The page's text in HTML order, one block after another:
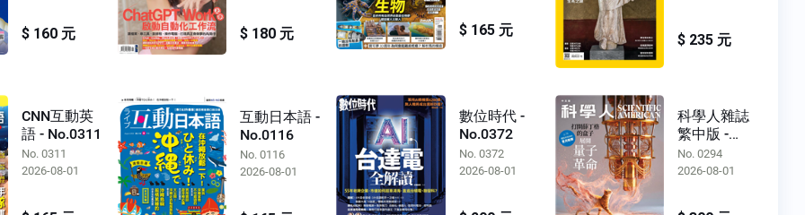
$ 160 元 $ 180 元 $ 165 元
$ 235 元
CNN互動英
語 - No.0311
No. 0311
2026-08-01
互動日本語 -
No.0116
No. 0116
2026-08-01
數位時代 -
No.0372
No. 0372
2026-08-01
科學人雜誌
繁中版 -
No.0294
No. 0294
2026-08-01